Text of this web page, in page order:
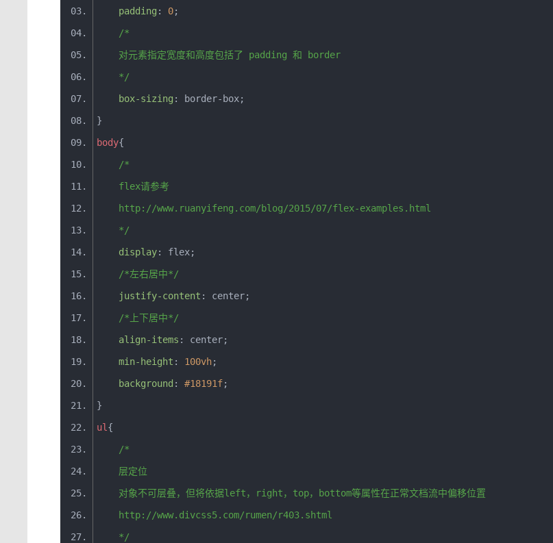
padding : 0;
/*
    对元素指定宽度和高度包括了 padding 和 border
    */
box-sizing : border- box;
}
body{
/*
    flex请参考
    http://www.ruanyifeng.com/blog/2015/07/flex-examples.html
    */
display: flex;
/*左右居中*/
justify-content : center;
/*上下居中*/
align-items : center;
min- height : 100vh;
background : #18191f;
}
ul {
/*
    层定位
    对象不可层叠，但将依据left，right，top，bottom等属性在正常文档流中偏移位置
    http://www.divcss5.com/rumen/r403.shtml
    */